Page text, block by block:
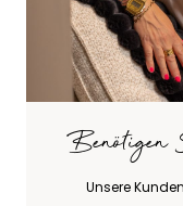
Benötigen
Unsere